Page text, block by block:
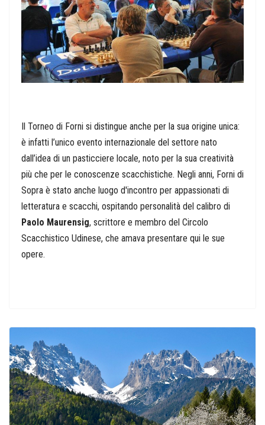
Il Torneo di Forni si distingue anche per la sua origine unica:
è infatti l’unico evento internazionale del settore nato
dall’idea di un pasticciere locale, noto per la sua creatività
più che per le conoscenze scacchistiche. Negli anni, Forni di
Sopra è stato anche luogo d'incontro per appassionati di
letteratura e scacchi, ospitando personalità del calibro di
Paolo Maurensig, scrittore e membro del Circolo
Scacchistico Udinese, che amava presentare qui le sue
opere.